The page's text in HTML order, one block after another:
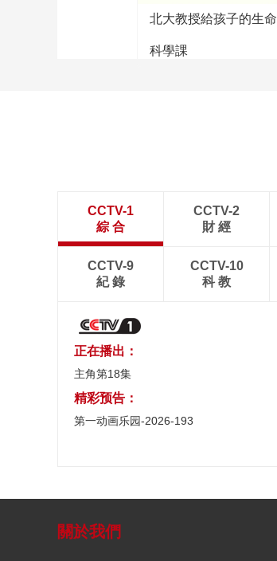
北大教授給孩子的生命
科學課
CCTV-1
綜 合
CCTV-2
財 經
CCTV-9
紀 錄
CCTV-10
科 教
正在播出：
主角第18集
精彩预告：
第一动画乐园-2026-193
關於我們